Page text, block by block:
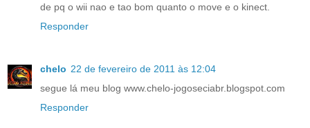
de pq o wii nao e tao bom quanto o move e o kinect.
Responder
chelo 22 de fevereiro de 2011 às 12:04
segue lá meu blog www.chelo-jogoseciabr.blogspot.com
Responder